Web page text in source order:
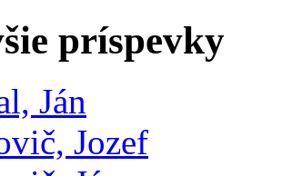
príspevky
Ján
Jozef